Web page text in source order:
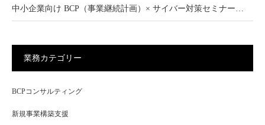
中小企業向け BCP（事業継続計画）× サイバー対策セミナー…
業務カテゴリー
BCPコンサルティング
新規事業構築支援